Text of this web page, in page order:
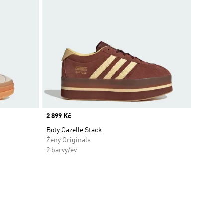
Price
2 899 Kč
Boty Gazelle Stack
Ženy Originals
2 barvy/ev